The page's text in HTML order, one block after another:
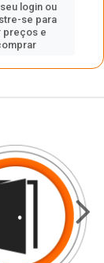
login ou
se para
preços e